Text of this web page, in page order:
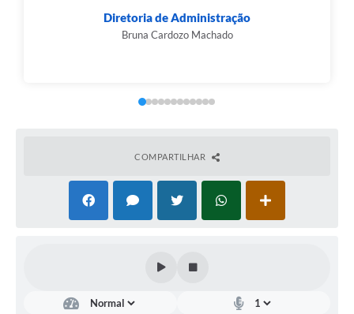
Diretoria de Administração
Bruna Cardozo Machado
COMPARTILHAR